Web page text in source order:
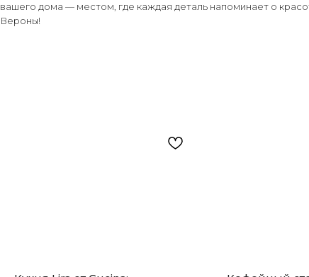
вашего дома — местом, где каждая деталь напоминает о
Вероны!